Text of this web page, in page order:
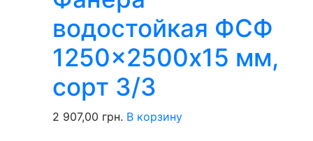
водостойкая ФСФ
1250×2500х15 мм,
сорт 3/3
2 907,00 грн. В корзину